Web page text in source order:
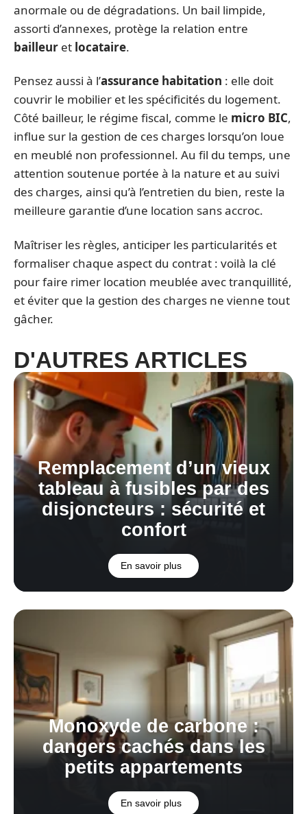
anormale ou de dégradations. Un bail limpide,
assorti d’annexes, protège la relation entre
bailleur et locataire.
Pensez aussi à l’assurance habitation : elle doit
couvrir le mobilier et les spécificités du logement.
Côté bailleur, le régime fiscal, comme le micro BIC,
influe sur la gestion de ces charges lorsqu’on loue
en meublé non professionnel. Au fil du temps, une
attention soutenue portée à la nature et au suivi
des charges, ainsi qu’à l’entretien du bien, reste la
meilleure garantie d’une location sans accroc.
Maîtriser les règles, anticiper les particularités et
formaliser chaque aspect du contrat : voilà la clé
pour faire rimer location meublée avec tranquillité,
et éviter que la gestion des charges ne vienne tout
gâcher.
D'AUTRES ARTICLES
Remplacement d’un vieux
tableau à fusibles par des
disjoncteurs : sécurité et
confort
En savoir plus
Monoxyde de carbone :
dangers cachés dans les
petits appartements
En savoir plus